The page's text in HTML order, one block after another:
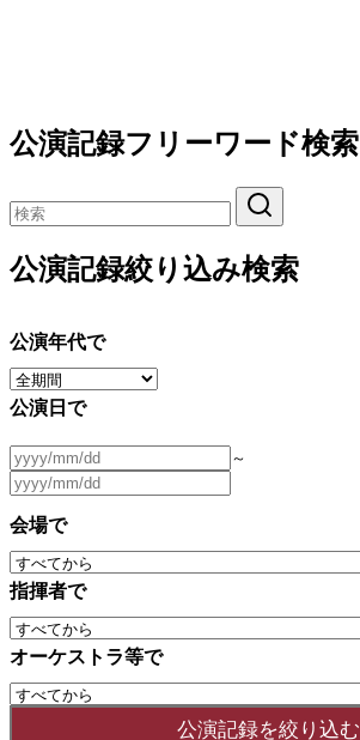
公演記録フリーワード検索
公演記録絞り込み検索
公演年代で
公演日で
～
会場で
指揮者で
オーケストラ等で